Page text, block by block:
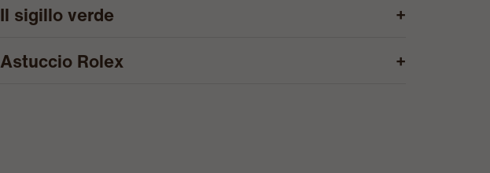
Il sigillo verde
Astuccio Rolex